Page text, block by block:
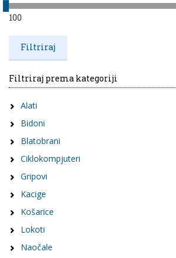
100
Filtriraj prema kategoriji
Alati
Bidoni
Blatobrani
Ciklokompjuteri
Gripovi
Kacige
Košarice
Lokoti
Naočale